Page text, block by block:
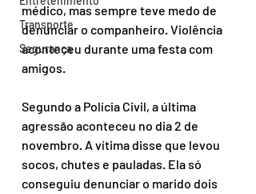
Transporte
Segurança
médico, mas sempre teve medo de
denunciar o companheiro. Violência
aconteceu durante uma festa com
amigos.
Segundo a Polícia Civil, a última
agressão aconteceu no dia 2 de
novembro. A vítima disse que levou
socos, chutes e pauladas. Ela só
conseguiu denunciar o marido dois